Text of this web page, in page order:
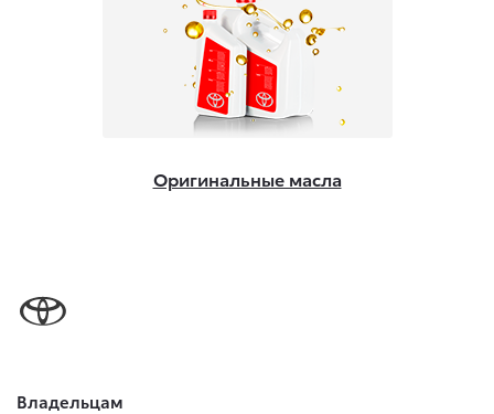
Оригинальные масла
Владельцам